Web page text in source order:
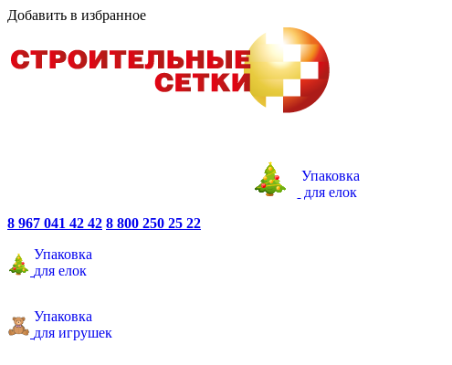
Добавить в избранное
Упаковка
для елок
8 967 041 42 42 8 800 250 25 22
Упаковка
для елок
Упаковка
для игрушек